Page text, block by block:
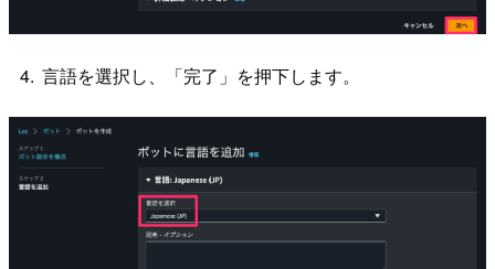
言語を選択し、「完了」を押下します。